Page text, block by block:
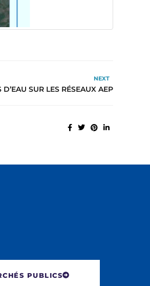
NEXT
SUR LES RÉSEAUX AEP
PUBLICS